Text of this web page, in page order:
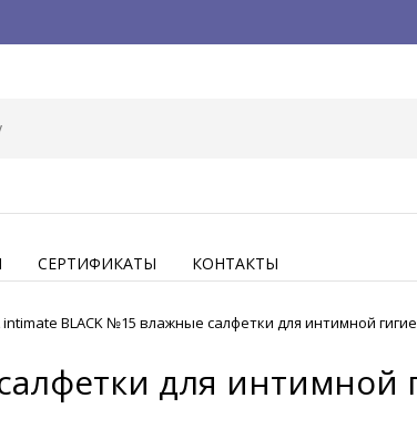
СЕРТИФИКАТЫ КОНТАКТЫ
intimate BLACK №15 влажные салфетки для интимной
для интимной